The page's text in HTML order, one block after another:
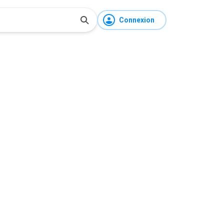
Connexion